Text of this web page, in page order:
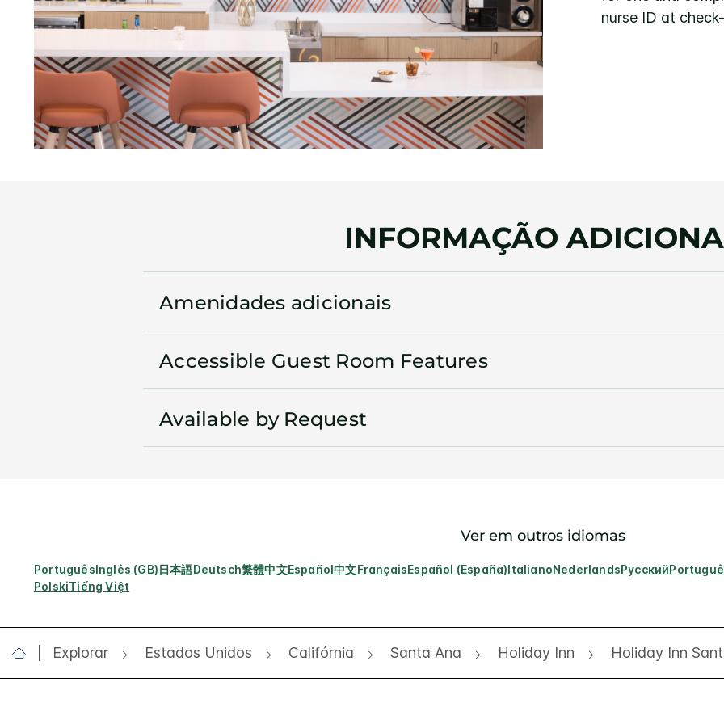
nurse ID at
INFORMAÇÃO
Amenidades adicionais
Accessible Guest Room Features
Available by Request
Ver em outros idiomas
PortuguêsInglês (GB)日本語Deutsch繁體中文Español中文FrançaisEspañol (España)ItalianoNederlandsРусский
PolskiTiếng Việt
Explorar Estados Unidos Califórnia Santa Ana Holiday Inn Holiday Inn